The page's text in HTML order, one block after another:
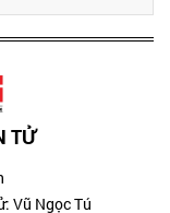
TỬ
Vũ Ngọc Tú